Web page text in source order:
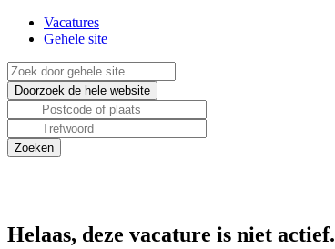
Vacatures
Gehele site
Helaas, deze vacature is niet actief.